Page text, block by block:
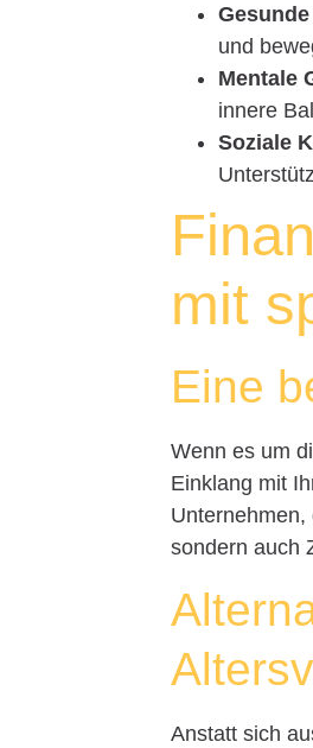
und
Mentale
innere
Soziale
mit
Eine
Wenn es um
Einklang mit
sondern auch
Anstatt sich